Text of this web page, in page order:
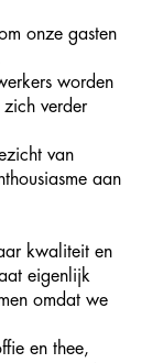
onze gasten
worden
verder
van
aan
kwaliteit en
eigenlijk
omdat we
en thee,